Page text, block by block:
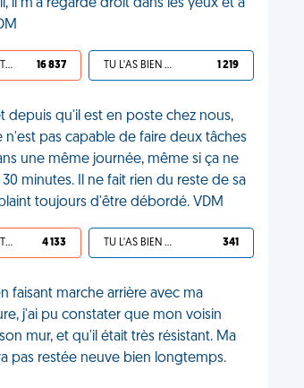
il m’a regardé droit dans les yeux et a
JE VALIDE, C'EST UNE VDM 16 837 TU L'AS BIEN MÉRITÉ 1 219
depuis qu'il est en poste chez nous,
n'est pas capable de faire deux tâches
une même journée, même si ça ne
minutes. Il ne fait rien du reste de sa
toujours d'être débordé. VDM
JE VALIDE, C'EST UNE VDM 4 133 TU L'AS BIEN MÉRITÉ 341
faisant marche arrière avec ma
j'ai pu constater que mon voisin
mur, et qu'il était très résistant. Ma
pas restée neuve bien longtemps.